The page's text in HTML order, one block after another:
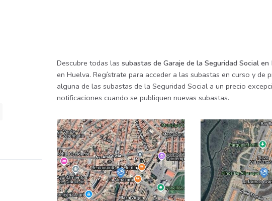
Descubre todas las subastas de Garaje de la Seguridad Social en
en Huelva. Regístrate para acceder a las subastas en curso y
alguna de las subastas de la Seguridad Social a un precio
notificaciones cuando se publiquen nuevas subastas.